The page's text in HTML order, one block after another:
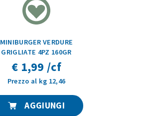
MINIBURGER VERDURE
GRIGLIATE 4PZ 160GR
€ 1,99 /cf
Prezzo al kg 12,46
AGGIUNGI